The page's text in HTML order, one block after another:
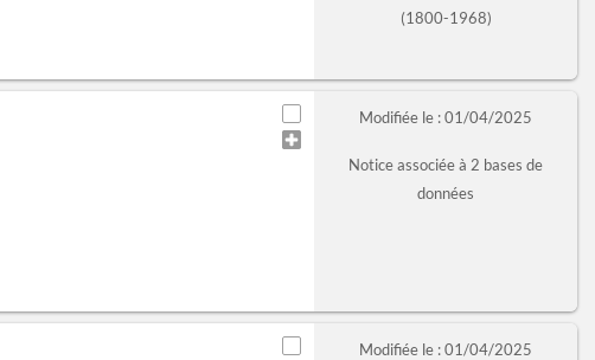
(1800-1968)
Modifiée le : 01/04/2025
Notice associée à 2 bases de
données
Modifiée le : 01/04/2025